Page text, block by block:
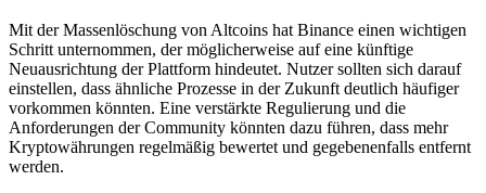
Mit der Massenlöschung von Altcoins hat Binance einen wichtigen
Schritt unternommen, der möglicherweise auf eine künftige
Neuausrichtung der Plattform hindeutet. Nutzer sollten sich darauf
einstellen, dass ähnliche Prozesse in der Zukunft deutlich häufiger
vorkommen könnten. Eine verstärkte Regulierung und die
Anforderungen der Community könnten dazu führen, dass mehr
Kryptowährungen regelmäßig bewertet und gegebenenfalls entfernt
werden.